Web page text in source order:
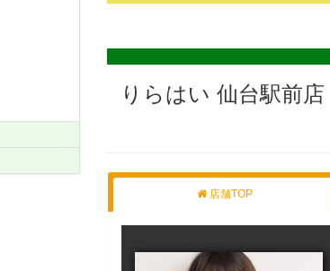
りらはい 仙台駅前店
店舗TOP